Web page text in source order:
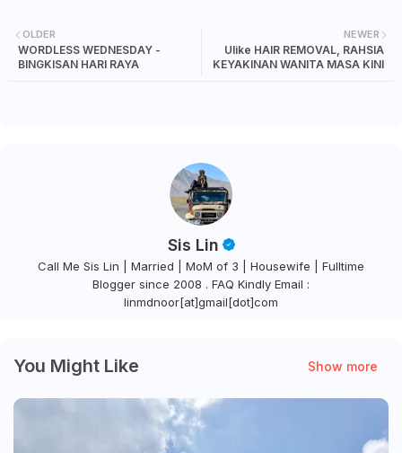
NEWER
Ulike HAIR REMOVAL, RAHSIA
KEYAKINAN WANITA MASA KINI
OLDER
WORDLESS WEDNESDAY -
BINGKISAN HARI RAYA
Sis Lin
Call Me Sis Lin | Married | MoM of 3 | Housewife | Fulltime
Blogger since 2008 . FAQ Kindly Email :
linmdnoor[at]gmail[dot]com
You Might Like Show more